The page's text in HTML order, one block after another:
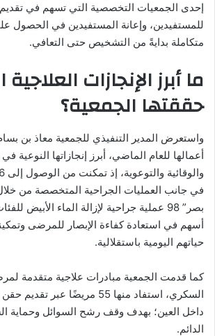
إحدى الجمعيات التخصصية التي تسهم في
للمستفيدين، وإعانة المستفيدين في الحصول
متكاملة بدايةً من التشخيص حتى التعافي.
ما أبرز الإنجازات العلاجية
حققتها الجمعية؟
واستعرض المدير التنفيذي للجمعية معاذ بن
أعمالها للعام الماضي، أبرز إنجازاتها النوعية في
في جانب العمليات الجراحية المتخصصة من
بصر” 98 عملية جراحية لإزالة الماء الأبيض
أسهم في استعادة كفاءة الإبصار للمرضى
حياتهم اليومية باستقلالية.
كما قدمت الجمعية مبادرات علاجية متقدمة
السكري، استفاد منها 55 مريضًا
داخل العين؛ بهدف وقف رشح السوائل وحماية
الدائم.